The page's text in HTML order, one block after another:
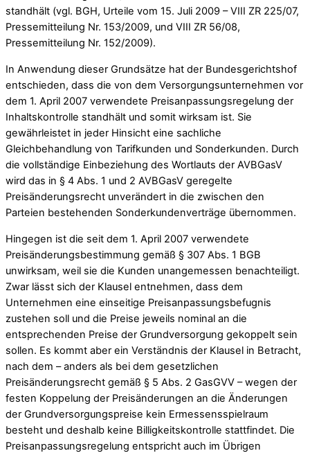
standhält (vgl. BGH, Urteile vom 15. Juli 2009 – VIII ZR 225/07,
Pressemitteilung Nr. 153/2009, und VIII ZR 56/08,
Pressemitteilung Nr. 152/2009).
In Anwendung dieser Grundsätze hat der Bundesgerichtshof
entschieden, dass die von dem Versorgungsunternehmen vor
dem 1. April 2007 verwendete Preisanpassungsregelung der
Inhaltskontrolle standhält und somit wirksam ist. Sie
gewährleistet in jeder Hinsicht eine sachliche
Gleichbehandlung von Tarifkunden und Sonderkunden. Durch
die vollständige Einbeziehung des Wortlauts der AVBGasV
wird das in § 4 Abs. 1 und 2 AVBGasV geregelte
Preisänderungsrecht unverändert in die zwischen den
Parteien bestehenden Sonderkundenverträge übernommen.
Hingegen ist die seit dem 1. April 2007 verwendete
Preisänderungsbestimmung gemäß § 307 Abs. 1 BGB
unwirksam, weil sie die Kunden unangemessen benachteiligt.
Zwar lässt sich der Klausel entnehmen, dass dem
Unternehmen eine einseitige Preisanpassungsbefugnis
zustehen soll und die Preise jeweils nominal an die
entsprechenden Preise der Grundversorgung gekoppelt sein
sollen. Es kommt aber ein Verständnis der Klausel in Betracht,
nach dem – anders als bei dem gesetzlichen
Preisänderungsrecht gemäß § 5 Abs. 2 GasGVV – wegen der
festen Koppelung der Preisänderungen an die Änderungen
der Grundversorgungspreise kein Ermessensspielraum
besteht und deshalb keine Billigkeitskontrolle stattfindet. Die
Preisanpassungsregelung entspricht auch im Übrigen